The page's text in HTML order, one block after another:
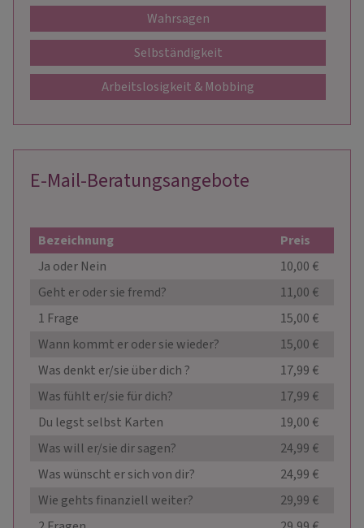
Wahrsagen
Selbständigkeit
Arbeitslosigkeit & Mobbing
E-Mail-Beratungsangebote
Bezeichnung
Preis
Ja oder Nein
10,00 €
Geht er oder sie fremd?
11,00 €
1 Frage
15,00 €
Wann kommt er oder sie wieder?
15,00 €
Was denkt er/sie über dich ?
17,99 €
Was fühlt er/sie für dich?
17,99 €
Du legst selbst Karten
19,00 €
Was will er/sie dir sagen?
24,99 €
Was wünscht er sich von dir?
24,99 €
Wie gehts finanziell weiter?
29,99 €